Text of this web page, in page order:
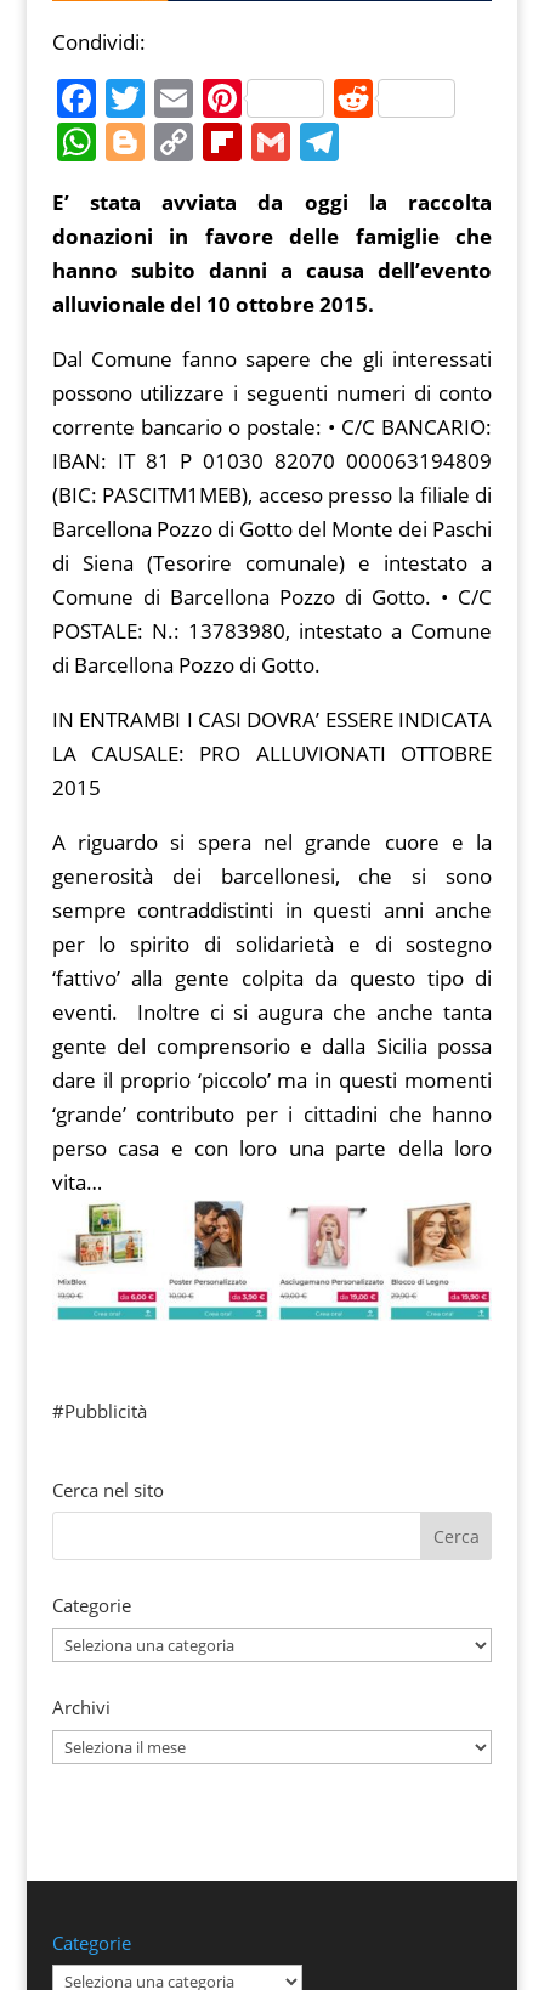
Condividi:
F
a
c
e
b
o
k
T
w
itt
er
E
m
ai
l
Pi
nt
er
e
st
R
di
t
W
at
s
A
p
Bl
g
g
er
C
o
p
y
Li
k
Fl
ip
b
o
ar
G
ai
l
T
el
e
gr
a
E’ stata avviata da oggi la raccolta
donazioni in favore delle famiglie che
hanno subito danni a causa dell’evento
alluvionale del 10 ottobre 2015.
Dal Comune fanno sapere che gli interessati
possono utilizzare i seguenti numeri di conto
corrente bancario o postale: • C/C BANCARIO:
IBAN: IT 81 P 01030 82070 000063194809
(BIC: PASCITM1MEB), acceso presso la filiale di
Barcellona Pozzo di Gotto del Monte dei Paschi
di Siena (Tesorire comunale) e intestato a
Comune di Barcellona Pozzo di Gotto. • C/C
POSTALE: N.: 13783980, intestato a Comune
di Barcellona Pozzo di Gotto.
IN ENTRAMBI I CASI DOVRA’ ESSERE INDICATA
LA CAUSALE: PRO ALLUVIONATI OTTOBRE
2015
A riguardo si spera nel grande cuore e la
generosità dei barcellonesi, che si sono
sempre contraddistinti in questi anni anche
per lo spirito di solidarietà e di sostegno
‘fattivo’ alla gente colpita da questo tipo di
eventi. Inoltre ci si augura che anche tanta
gente del comprensorio e dalla Sicilia possa
dare il proprio ‘piccolo’ ma in questi momenti
‘grande’ contributo per i cittadini che hanno
perso casa e con loro una parte della loro
vita…
#Pubblicità
Cerca nel sito
Categorie
Categorie
Archivi
Archivi
Categorie
Categorie